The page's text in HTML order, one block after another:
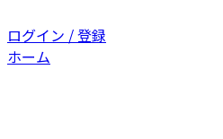
ログイン / 登録
ホーム